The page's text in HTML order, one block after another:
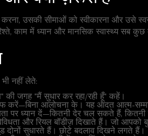
उसकी सीमाओं को स्वीकारना और
काम में ध्यान और मानसिक स्वास्थ्य सब कुछ
नहीं लेते:
जगह "मैं सुधार कर रहा/रही हूँ" कहें।
करें—बिना आलोचना के। यह आदत आत्म-
पर ध्यान दें—कितनी देर चल सकते हैं,
और रियल बॉडीज़ दिखाते हैं। जो
दोनों सुधारते हैं। छोटे बदलाव दिखने लगते हैं।